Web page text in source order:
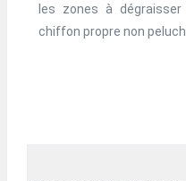
les zones à
chiffon propre non